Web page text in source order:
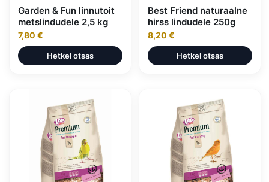
Garden & Fun linnutoit
metslindudele 2,5 kg
7,80 €
Hetkel otsas
Best Friend naturaalne
hirss lindudele 250g
8,20 €
Hetkel otsas